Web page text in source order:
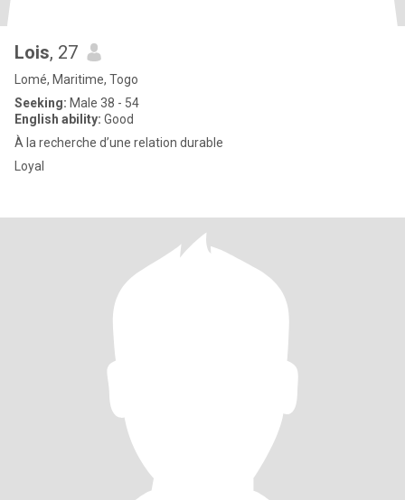
Lois, 27
Lomé, Maritime, Togo
Seeking: Male 38 - 54
English ability: Good
À la recherche d’une relation durable
Loyal